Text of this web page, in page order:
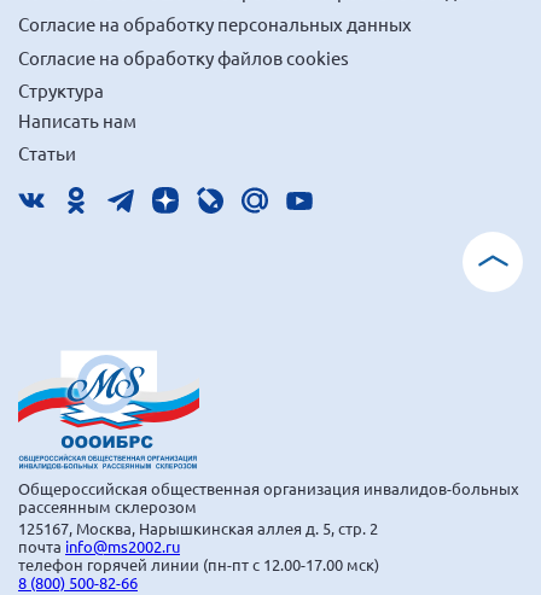
г. Санкт-Петербург
Самарская область СОРС
Самарская область ПРИЗМА
Самарская область СГОРС
Сахалинская область
Томская область
Тульская область
Ульяновская область
Челябинская область
Ярославская область
Согласие на обработку персональных данных
Согласие на обработку файлов cookies
Структура
Написать нам
Статьи
Общероссийская общественная организация инвалидов-больных
рассеянным склерозом
125167, Москва, Нарышкинская аллея д. 5, стр. 2
почта info@ms2002.ru
телефон горячей линии (пн-пт с 12.00-17.00 мск)
8 (800) 500-82-66